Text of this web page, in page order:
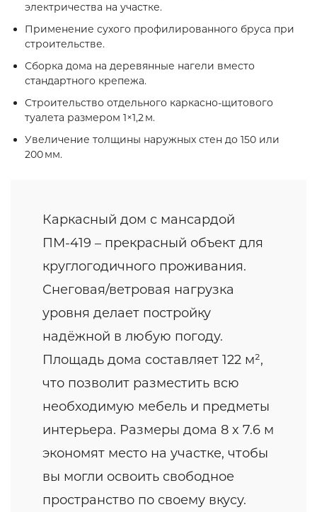
электричества на участке.
Применение сухого профилированного бруса при
строительстве.
Сборка дома на деревянные нагели вместо
стандартного крепежа.
Строительство отдельного каркасно‑щитового
туалета размером 1×1,2 м.
Увеличение толщины наружных стен до 150 или
200 мм.
Каркасный дом с мансардой
ПМ-419 – прекрасный объект для
круглогодичного проживания.
Снеговая/ветровая нагрузка
уровня делает постройку
надёжной в любую погоду.
Площадь дома составляет 122 м²,
что позволит разместить всю
необходимую мебель и предметы
интерьера. Размеры дома 8 x 7.6 м
экономят место на участке, чтобы
вы могли освоить свободное
пространство по своему вкусу.